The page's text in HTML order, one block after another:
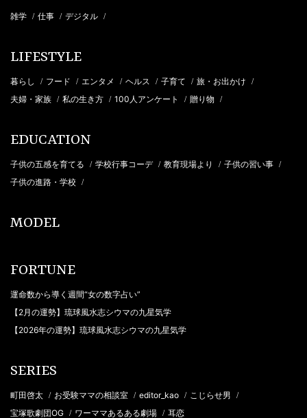
雑学 / 仕事 / デジタル /
LIFESTYLE
暮らし / フード / エンタメ / ヘルス / 子育て / 旅・お出かけ /
夫婦・家族 / 私の生き方 / 100人アンケート / 贈り物 /
EDUCATION
子供の五感を育てる / 学校行事コーデ / 教育現場より / 子供の習い事 /
子供の進路・学校 /
MODEL
FORTUNE
運命数から導く週間“女の数字占い”
【2月の運勢】琉球風水志シウマの九星気学
【2026年の運勢】琉球風水志シウマの九星気学
SERIES
町田啓太 / お受験ママの相談室 / editor_kao / こじらせ男 /
宝塚歌劇団OG / ワーママあるある劇場 / 耳恋